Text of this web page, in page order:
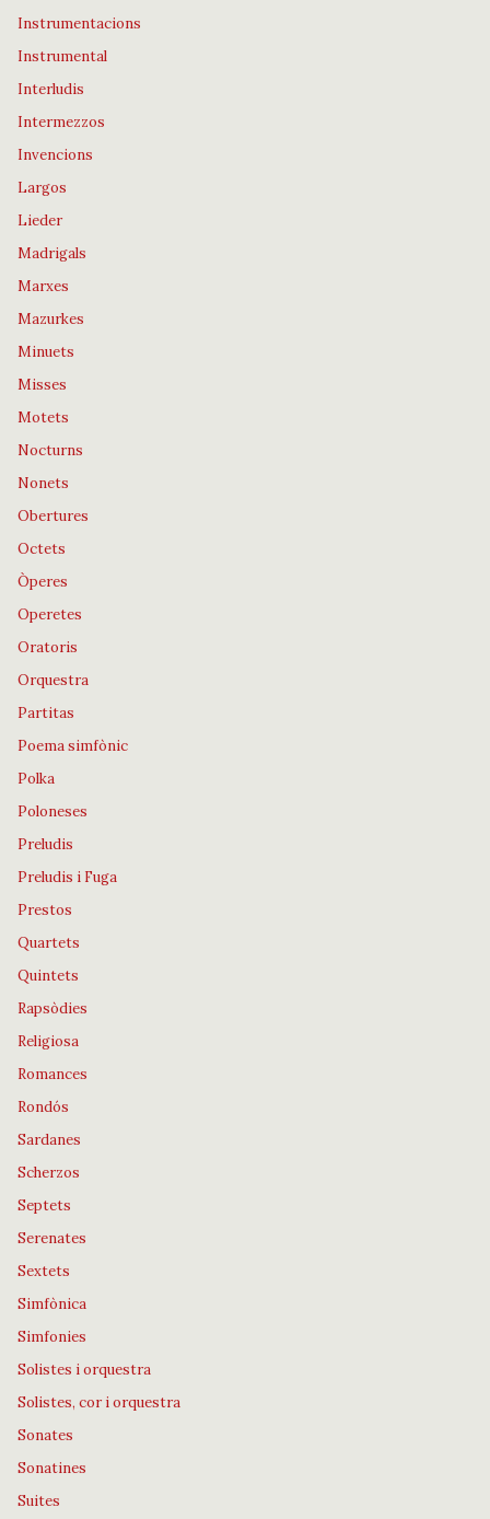
Instrumentacions
Instrumental
Interludis
Intermezzos
Invencions
Largos
Lieder
Madrigals
Marxes
Mazurkes
Minuets
Misses
Motets
Nocturns
Nonets
Obertures
Octets
Òperes
Operetes
Oratoris
Orquestra
Partitas
Poema simfònic
Polka
Poloneses
Preludis
Preludis i Fuga
Prestos
Quartets
Quintets
Rapsòdies
Religiosa
Romances
Rondós
Sardanes
Scherzos
Septets
Serenates
Sextets
Simfònica
Simfonies
Solistes i orquestra
Solistes, cor i orquestra
Sonates
Sonatines
Suites